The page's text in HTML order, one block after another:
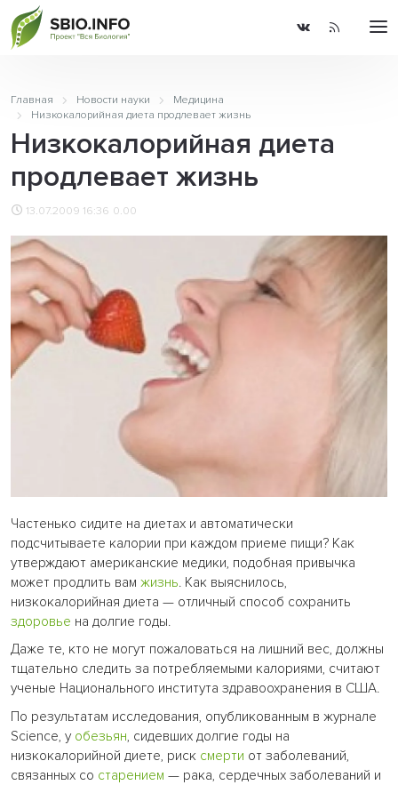
Главная Новости науки
Медицина
Низкокалорийная диета продлевает жизнь
Низкокалорийная диета
продлевает жизнь
13.07.2009 16:36 0.00
Частенько сидите на диетах и автоматически
подсчитываете калории при каждом приеме пищи? Как
утверждают американские медики, подобная привычка
может продлить вам жизнь. Как выяснилось,
низкокалорийная диета — отличный способ сохранить
здоровье на долгие годы.
Даже те, кто не могут пожаловаться на лишний вес, должны
тщательно следить за потребляемыми калориями, считают
ученые Национального института здравоохранения в США.
По результатам исследования, опубликованным в журнале
Science, у обезьян, сидевших долгие годы на
низкокалорийной диете, риск смерти от заболеваний,
связанных со старением — рака, сердечных заболеваний и